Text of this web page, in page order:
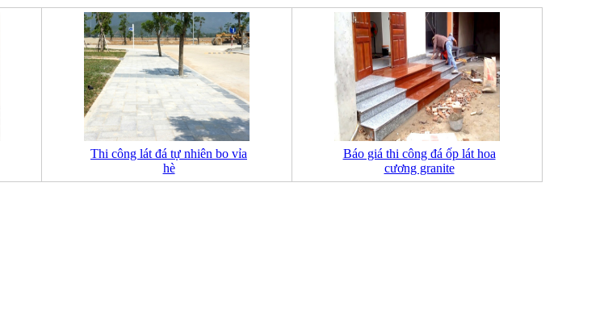
Thi công lát đá tự nhiên bo vỉa
hè
Báo giá thi công đá ốp lát hoa
cương granite